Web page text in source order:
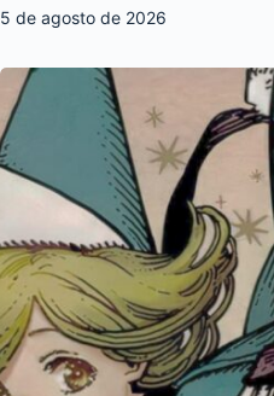
5 de agosto de 2026